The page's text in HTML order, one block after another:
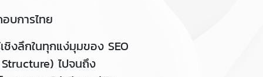
บการไทย
ชิงลึกในทุกแง่มุมของ SEO
ไปจนถึง